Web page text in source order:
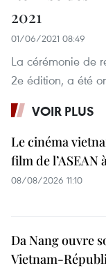
2021
01/06/2021 08:49
La cérémonie de
2e édition, a été
VOIR PLUS
Le cinéma
film de l’ASEAN
08/08/2026 11:10
Da Nang ouvre
Vietnam-